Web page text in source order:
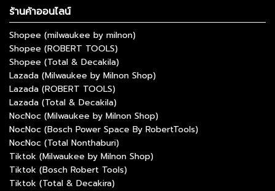
ร้านค้าออนไลน์
Shopee (milwaukee by milnon)
Shopee (ROBERT TOOLS)
Shopee (Total & Decakila)
Lazada (Milwaukee by Milnon Shop)
Lazada (ROBERT TOOLS)
Lazada (Total & Decakila)
NocNoc (Milwaukee by Milnon Shop)
NocNoc (Bosch Power Space By RobertTools)
NocNoc (Total Nonthaburi)
Tiktok (Milwaukee by Milnon Shop)
Tiktok (Bosch Robert Tools)
Tiktok (Total & Decakira)